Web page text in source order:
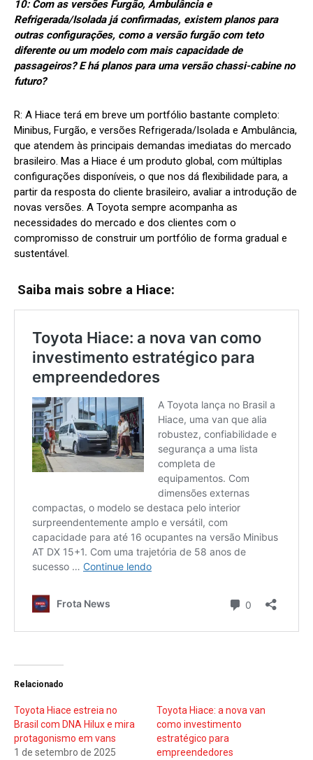
10: Com as versões Furgão, Ambulância e
Refrigerada/Isolada já confirmadas, existem planos para
outras configurações, como a versão furgão com teto
diferente ou um modelo com mais capacidade de
passageiros? E há planos para uma versão chassi-cabine no
futuro?
R: A Hiace terá em breve um portfólio bastante completo:
Minibus, Furgão, e versões Refrigerada/Isolada e Ambulância,
que atendem às principais demandas imediatas do mercado
brasileiro. Mas a Hiace é um produto global, com múltiplas
configurações disponíveis, o que nos dá flexibilidade para, a
partir da resposta do cliente brasileiro, avaliar a introdução de
novas versões. A Toyota sempre acompanha as
necessidades do mercado e dos clientes com o
compromisso de construir um portfólio de forma gradual e
sustentável.
Saiba mais sobre a Hiace:
Relacionado
Toyota Hiace estreia no
Brasil com DNA Hilux e mira
protagonismo em vans
1 de setembro de 2025
Toyota Hiace: a nova van
como investimento
estratégico para
empreendedores